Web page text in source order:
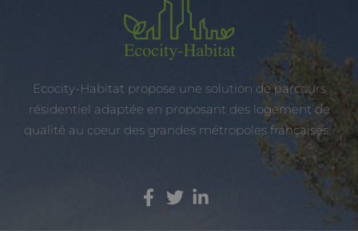
Ecocity-Habitat propose une solution de parcours
résidentiel adaptée en proposant des logement de
qualité au coeur des grandes métropoles françaises.